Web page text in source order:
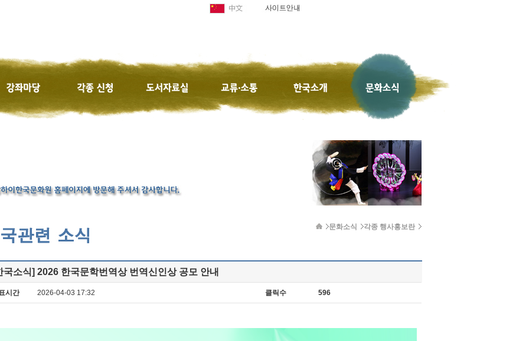
문화소식 각종 행사홍보란
국소식] 2026 한국문학번역상 번역신인상 공모 안내
시간 2026-04-03 17:32 클릭수 596